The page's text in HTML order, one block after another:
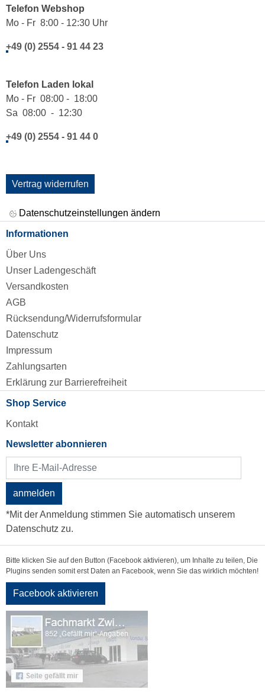
Telefon Webshop
Mo - Fr 8:00 - 12:30 Uhr
+49 (0) 2554 - 91 44 23
Telefon Laden lokal
Mo - Fr 08:00 - 18:00
Sa 08:00 - 12:30
+49 (0) 2554 - 91 44 0
Vertrag widerrufen
Datenschutzeinstellungen ändern
Informationen
Über Uns
Unser Ladengeschäft
Versandkosten
AGB
Rücksendung/Widerrufsformular
Datenschutz
Impressum
Zahlungsarten
Erklärung zur Barrierefreiheit
Shop Service
Kontakt
Newsletter abonnieren
anmelden
*Mit der Anmeldung stimmen Sie automatisch unserem
Datenschutz zu.
Bitte klicken Sie auf den Button (Facebook aktivieren), um Inhalte zu teilen, Die
Plugins senden somit erst Daten an Facebook, wenn Sie das wirklich möchten!
Facebook aktivieren